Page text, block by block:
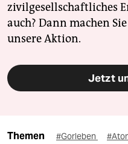
zivilgesellschaftliches
auch? Dann machen
unsere Aktion.
Jetzt
Themen #Gorleben